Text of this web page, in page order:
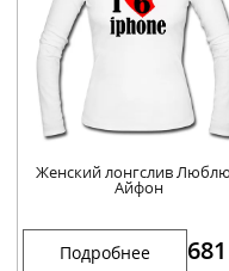
Женский лонгслив
Айфон
Подробнее 681